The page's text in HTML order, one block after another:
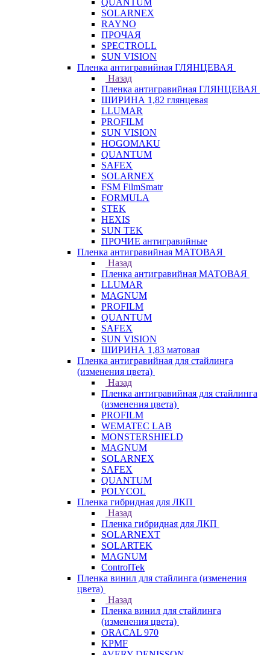
QUANTUM
SOLARNEX
RAYNO
ПРОЧАЯ
SPECTROLL
SUN VISION
Пленка антигравийная ГЛЯНЦЕВАЯ
Назад
Пленка антигравийная ГЛЯНЦЕВАЯ
ШИРИНА 1,82 глянцевая
LLUMAR
PROFILM
SUN VISION
HOGOMAKU
QUANTUM
SAFEX
SOLARNEX
FSM FilmSmatr
FORMULA
STEK
HEXIS
SUN TEK
ПРОЧИЕ антигравийные
Пленка антигравийная МАТОВАЯ
Назад
Пленка антигравийная МАТОВАЯ
LLUMAR
MAGNUM
PROFILM
QUANTUM
SAFEX
SUN VISION
ШИРИНА 1,83 матовая
Пленка антигравийная для стайлинга
(изменения цвета)
Назад
Пленка антигравийная для стайлинга
(изменения цвета)
PROFILM
WEMATEC LAB
MONSTERSHIELD
MAGNUM
SOLARNEX
SAFEX
QUANTUM
POLYCOL
Пленка гибридная для ЛКП
Назад
Пленка гибридная для ЛКП
SOLARNEXT
SOLARTEK
MAGNUM
ControlTek
Пленка винил для стайлинга (изменения
цвета)
Назад
Пленка винил для стайлинга
(изменения цвета)
ORACAL 970
KPMF